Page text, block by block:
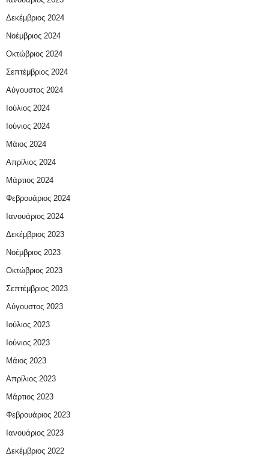
Δεκέμβριος 2024
Νοέμβριος 2024
Οκτώβριος 2024
Σεπτέμβριος 2024
Αύγουστος 2024
Ιούλιος 2024
Ιούνιος 2024
Μάιος 2024
Απρίλιος 2024
Μάρτιος 2024
Φεβρουάριος 2024
Ιανουάριος 2024
Δεκέμβριος 2023
Νοέμβριος 2023
Οκτώβριος 2023
Σεπτέμβριος 2023
Αύγουστος 2023
Ιούλιος 2023
Ιούνιος 2023
Μάιος 2023
Απρίλιος 2023
Μάρτιος 2023
Φεβρουάριος 2023
Ιανουάριος 2023
Δεκέμβριος 2022